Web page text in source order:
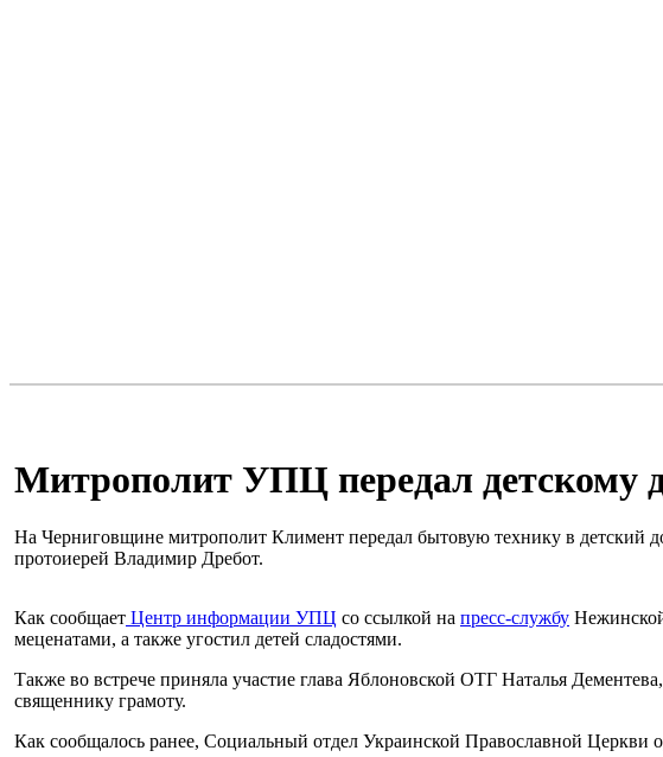
Митрополит УПЦ передал детскому
На Черниговщине митрополит Климент передал бытовую технику в детский
протоиерей Владимир Дребот.
Как сообщает Центр информации УПЦ со ссылкой на пресс-службу
меценатами, а также угостил детей сладостями.
Также во встрече приняла участие глава Яблоновской ОТГ Наталья
священнику грамоту.
Как сообщалось ранее, Социальный отдел Украинской Православной